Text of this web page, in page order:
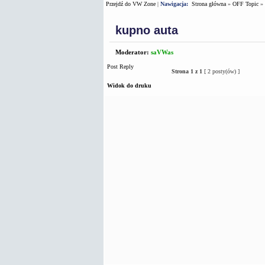
Przejdź do VW Zone| Nawigacja: Strona główna» OFF Topic»
kupno auta
Moderator: saVWas
Post Reply
Strona 1 z 1 [ 2 posty(ów) ]
Widok do druku